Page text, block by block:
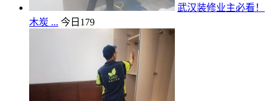
武汉装修业主必看！
木炭 ... 今日 179